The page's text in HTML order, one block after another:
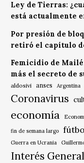
Ley de Tierras:
está actualmente
Por presión de
retiró el capítulo
Femicidio de
más el secreto de
aldosivi anses Argentina
Coronavirus
economía
fin de semana largo
Guerra en Ucrania
Interés General